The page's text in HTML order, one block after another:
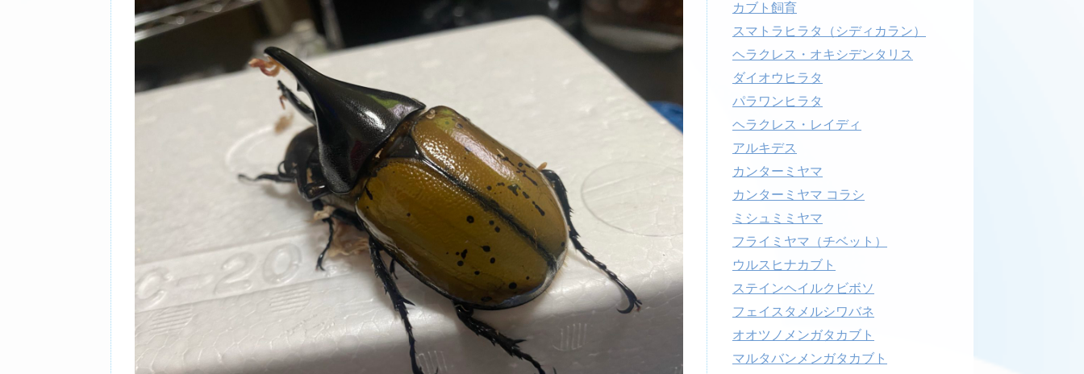
カブト飼育
スマトラヒラタ（シディカラン）
ヘラクレス・オキシデンタリス
ダイオウヒラタ
パラワンヒラタ
ヘラクレス・レイディ
アルキデス
カンターミヤマ
カンターミヤマ コラシ
ミシュミミヤマ
フライミヤマ（チベット）
ウルスヒナカブト
ステインヘイルクビボソ
フェイスタメルシワバネ
オオツノメンガタカブト
マルタバンメンガタカブト